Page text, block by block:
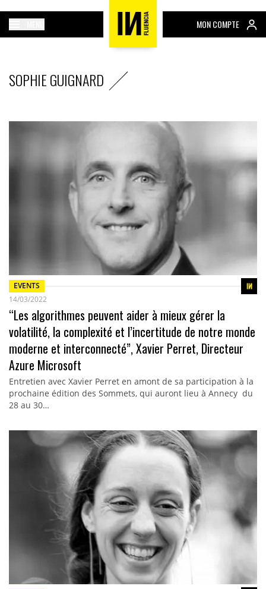
MON COMPTE
SOPHIE GUIGNARD
EVENTS
14/03/2022
“Les algorithmes peuvent aider à mieux gérer la
volatilité, la complexité et l’incertitude de notre monde
moderne et interconnecté”, Xavier Perret, Directeur
Azure Microsoft
Entretien avec Xavier Perret en amont de sa participation à la
prochaine édition des Sommets, qui auront lieu à Annecy du
28 au 30…